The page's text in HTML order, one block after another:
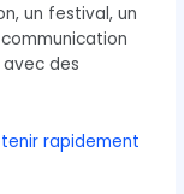
un festival, un
des
rapidement